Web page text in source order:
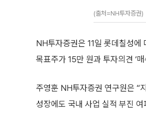
(출처=NH투자증권)
NH투자증권은 11일 롯데칠성에
목표주가 15만 원과 투자의견 ‘
주영훈 NH투자증권 연구원은 “
성장에도 국내 사업 실적 부진